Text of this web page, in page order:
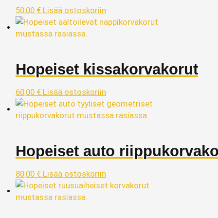
50,00 € Lisää ostoskoriin
Hopeiset kissakorvakorut
60,00 € Lisää ostoskoriin
Hopeiset auto
80,00 € Lisää ostoskoriin